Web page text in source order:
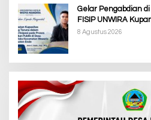
Gelar Pengabdian
FISIP UNWIRA
Masyarakat &
8 Agustus 2026